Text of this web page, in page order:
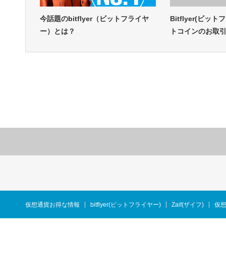
今話題のbitflyer（ビットフライヤ
ー）とは？
Bitflyer(ビット
トコインのお取
仮想通貨お得な情報 bitflyer(ビットフライヤー) Zaif(ザイフ) 仮